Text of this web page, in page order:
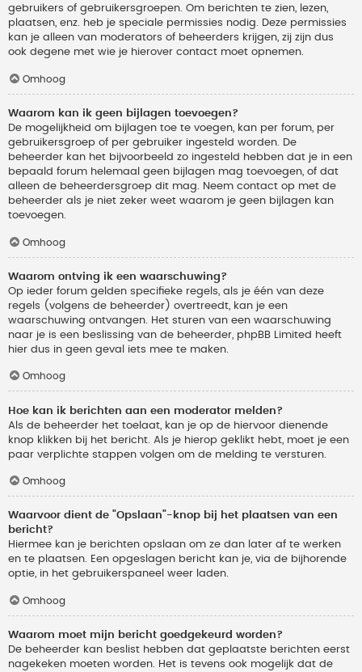
gebruikers of gebruikersgroepen. Om berichten te zien, lezen,
plaatsen, enz. heb je speciale permissies nodig. Deze permissies
kan je alleen van moderators of beheerders krijgen, zij zijn dus
ook degene met wie je hierover contact moet opnemen.
Omhoog
Waarom kan ik geen bijlagen toevoegen?
De mogelijkheid om bijlagen toe te voegen, kan per forum, per
gebruikersgroep of per gebruiker ingesteld worden. De
beheerder kan het bijvoorbeeld zo ingesteld hebben dat je in een
bepaald forum helemaal geen bijlagen mag toevoegen, of dat
alleen de beheerdersgroep dit mag. Neem contact op met de
beheerder als je niet zeker weet waarom je geen bijlagen kan
toevoegen.
Omhoog
Waarom ontving ik een waarschuwing?
Op ieder forum gelden specifieke regels, als je één van deze
regels (volgens de beheerder) overtreedt, kan je een
waarschuwing ontvangen. Het sturen van een waarschuwing
naar je is een beslissing van de beheerder, phpBB Limited heeft
hier dus in geen geval iets mee te maken.
Omhoog
Hoe kan ik berichten aan een moderator melden?
Als de beheerder het toelaat, kan je op de hiervoor dienende
knop klikken bij het bericht. Als je hierop geklikt hebt, moet je een
paar verplichte stappen volgen om de melding te versturen.
Omhoog
Waarvoor dient de "Opslaan"-knop bij het plaatsen van een
bericht?
Hiermee kan je berichten opslaan om ze dan later af te werken
en te plaatsen. Een opgeslagen bericht kan je, via de bijhorende
optie, in het gebruikerspaneel weer laden.
Omhoog
Waarom moet mijn bericht goedgekeurd worden?
De beheerder kan beslist hebben dat geplaatste berichten eerst
nagekeken moeten worden. Het is tevens ook mogelijk dat de